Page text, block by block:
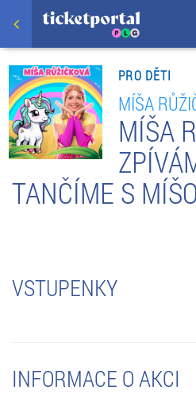
PRO DĚTI
MÍŠA
MÍŠA
TANČÍME S
VSTUPENKY
INFORMACE O AKCI